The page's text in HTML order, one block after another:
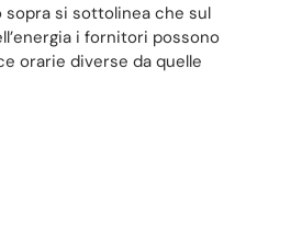
sopra si sottolinea che sul
i fornitori possono
orarie diverse da quelle